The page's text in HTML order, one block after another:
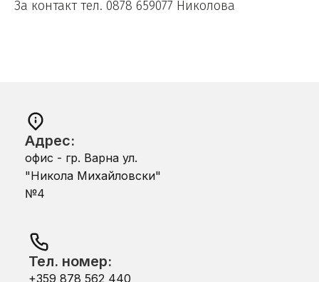
За контакт тел. 0878 659077 Николова
Адрес:
офис - гр. Варна ул.
"Никола Михайловски"
№4
Тел. номер:
+359 878 562 440